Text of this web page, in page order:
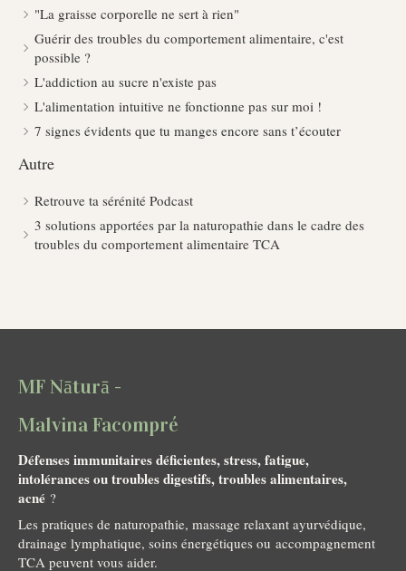
"La graisse corporelle ne sert à rien"
Guérir des troubles du comportement alimentaire, c'est
possible ?
L'addiction au sucre n'existe pas
L'alimentation intuitive ne fonctionne pas sur moi !
7 signes évidents que tu manges encore sans t’écouter
Autre
Retrouve ta sérénité Podcast
3 solutions apportées par la naturopathie dans le cadre des
troubles du comportement alimentaire TCA
MF Nāturā -
Malvina Facompré
Défenses immunitaires déficientes, stress, fatigue,
intolérances ou troubles digestifs, troubles alimentaires,
acné ?
Les pratiques de naturopathie, massage relaxant ayurvédique,
drainage lymphatique, soins énergétiques ou accompagnement
TCA peuvent vous aider.